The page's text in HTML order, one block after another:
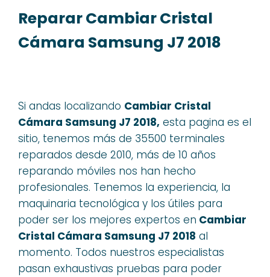
Reparar Cambiar Cristal
Cámara Samsung J7 2018
Si andas localizando Cambiar Cristal
Cámara Samsung J7 2018, esta pagina es el
sitio, tenemos más de 35500 terminales
reparados desde 2010, más de 10 años
reparando móviles nos han hecho
profesionales. Tenemos la experiencia, la
maquinaria tecnológica y los útiles para
poder ser los mejores expertos en Cambiar
Cristal Cámara Samsung J7 2018 al
momento. Todos nuestros especialistas
pasan exhaustivas pruebas para poder